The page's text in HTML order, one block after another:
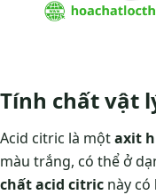
Tính chất vật
Acid citric là mộtaxit
màu trắng, có thể ở
chất acid citric này có